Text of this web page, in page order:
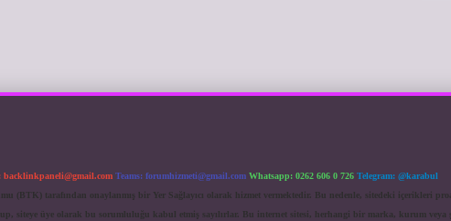
backlinkpaneli@gmail.com Teams: forumhizmeti@gmail.com Whatsapp: 0262 606 0 726 Telegram: @karabul
(BTK) tarafından onaylanmış bir Yer Sağlayıcı olarak hizmet vermektedir. Bu nedenle, sitedeki içerikleri
siteye üye olarak bu sorumluluğu kabul etmiş sayılırlar. Bu internet sitesi, herhangi bir marka, kurum veya